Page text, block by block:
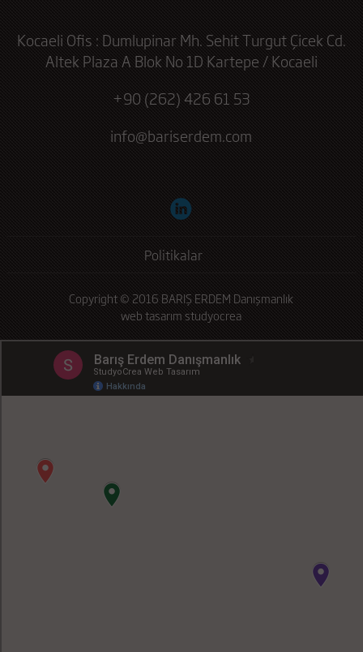
Kocaeli Ofis : Dumlupinar Mh. Sehit Turgut Çicek Cd.
Altek Plaza A Blok No 1D Kartepe / Kocaeli
+90 (262) 426 61 53
info@bariserdem.com
Politikalar
Copyright © 2016 BARIŞ ERDEM Danışmanlık
web tasarım studyocrea